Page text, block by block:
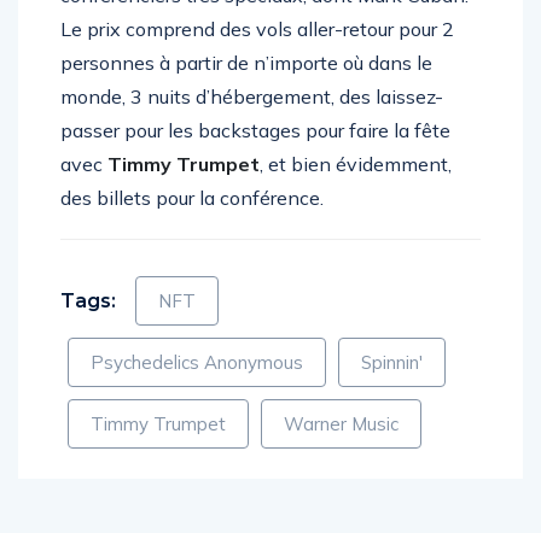
conférenciers très spéciaux, dont Mark Cuban.
Le prix comprend des vols aller-retour pour 2
personnes à partir de n’importe où dans le
monde, 3 nuits d’hébergement, des laissez-
passer pour les backstages pour faire la fête
avecTimmy Trumpet, et bien évidemment,
NFT
Psychedelics Anonymous Spinnin'
Timmy Trumpet Warner Music